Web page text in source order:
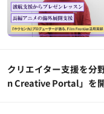
クリエイター支援を分
n Creative Portal」を